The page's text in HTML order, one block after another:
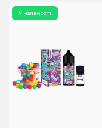
У наявності